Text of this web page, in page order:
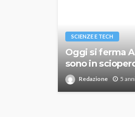
SCIENZE E TECH
Oggi si ferma
sono in
Redazione 5